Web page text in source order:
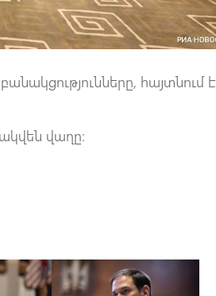
հայտնում է
վաղը։